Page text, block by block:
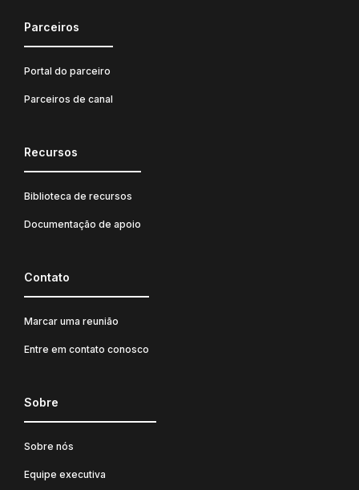
Parceiros
Portal do parceiro
Parceiros de canal
Recursos
Biblioteca de recursos
Documentação de apoio
Contato
Marcar uma reunião
Entre em contato conosco
Sobre
Sobre nós
Equipe executiva